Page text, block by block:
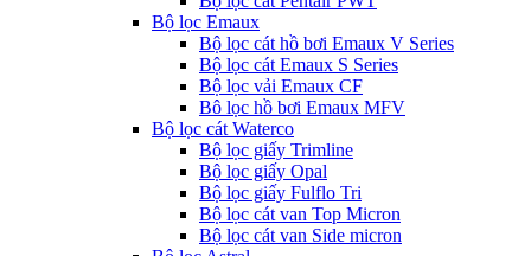
Bộ lọc Emaux
Bộ lọc cát hồ bơi Emaux V Series
Bộ lọc cát Emaux S Series
Bộ lọc vải Emaux CF
Bô lọc hồ bơi Emaux MFV
Bộ lọc cát Waterco
Bộ lọc giấy Trimline
Bộ lọc giấy Opal
Bộ lọc giấy Fulflo Tri
Bộ lọc cát van Top Micron
Bộ lọc cát van Side micron